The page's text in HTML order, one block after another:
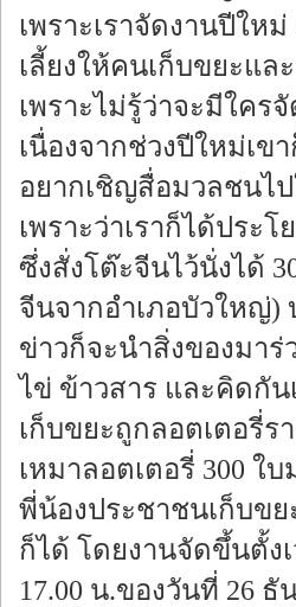
เพราะเราจัดงานปีให
เลี้ยงให้คนเก็บขยะแ
เพราะไม่รู้ว่าจะมีใคร
เนื่องจากช่วงปีใหม่เข
อยากเชิญสื่อมวลชนไ
เพราะว่าเราก็ได้ประ
ซึ่งสั่งโต๊ะจีนไว้นั่งได้
จีนจากอำเภอบัวใหญ่)
ข่าวก็จะนำสิ่งของมาร่
ไข่ ข้าวสาร และคิดกัน
เก็บขยะถูกลอตเตอรี่ร
เหมาลอตเตอรี่ 300 ใ
พี่น้องประชาชนเก็บขย
ก็ได้ โดยงานจัดขึ้นตั้ง
17.00 น.ของวันที่ 26 ธั